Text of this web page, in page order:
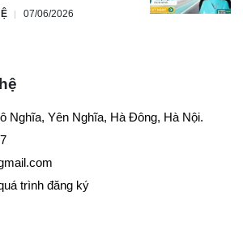
07/06/2026
Nghĩa, Yên Nghĩa, Hà Đông, Hà Nội.
trình đăng ký